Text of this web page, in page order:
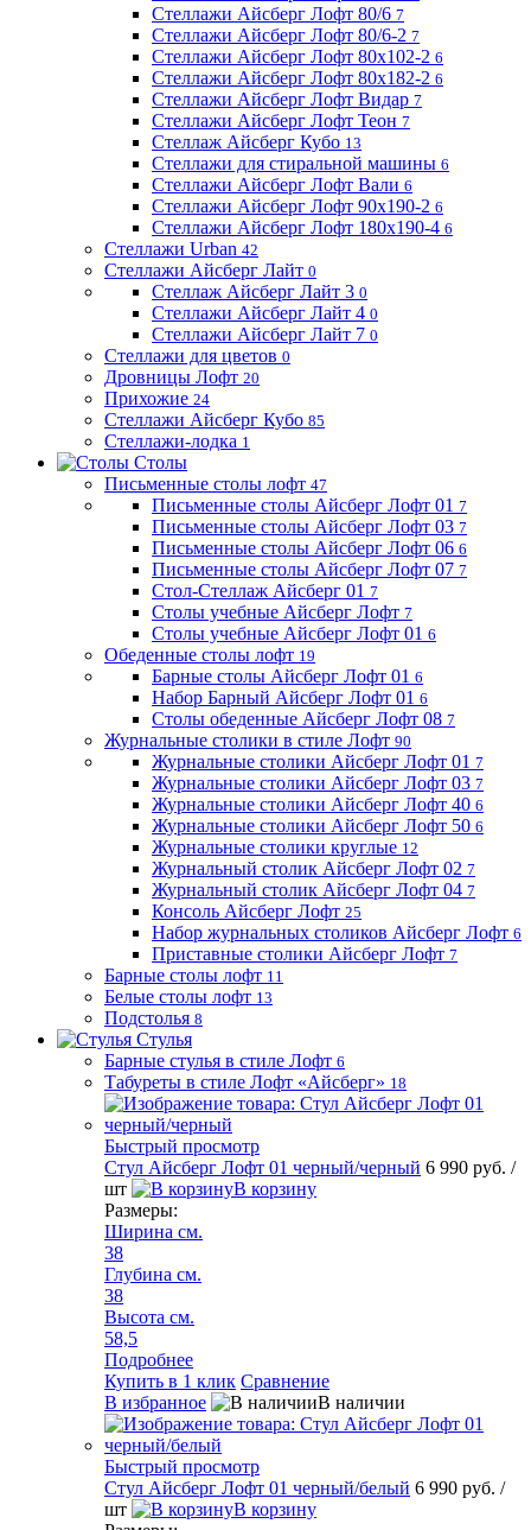
Стеллажи Айсберг Лофт 80/6 7
Стеллажи Айсберг Лофт 80/6-2 7
Стеллажи Айсберг Лофт 80х102-2 6
Стеллажи Айсберг Лофт 80х182-2 6
Стеллажи Айсберг Лофт Видар 7
Стеллажи Айсберг Лофт Теон 7
Стеллаж Айсберг Кубо 13
Стеллажи для стиральной машины 6
Стеллажи Айсберг Лофт Вали 6
Стеллажи Айсберг Лофт 90х190-2 6
Стеллажи Айсберг Лофт 180х190-4 6
Стеллажи Urban 42
Стеллажи Айсберг Лайт 0
Стеллаж Айсберг Лайт 3 0
Стеллажи Айсберг Лайт 4 0
Стеллажи Айсберг Лайт 7 0
Стеллажи для цветов 0
Дровницы Лофт 20
Прихожие 24
Стеллажи Айсберг Кубо 85
Стеллажи-лодка 1
Столы
Письменные столы лофт 47
Письменные столы Айсберг Лофт 01 7
Письменные столы Айсберг Лофт 03 7
Письменные столы Айсберг Лофт 06 6
Письменные столы Айсберг Лофт 07 7
Стол-Стеллаж Айсберг 01 7
Столы учебные Айсберг Лофт 7
Столы учебные Айсберг Лофт 01 6
Обеденные столы лофт 19
Барные столы Айсберг Лофт 01 6
Набор Барный Айсберг Лофт 01 6
Столы обеденные Айсберг Лофт 08 7
Журнальные столики в стиле Лофт 90
Журнальные столики Айсберг Лофт 01 7
Журнальные столики Айсберг Лофт 03 7
Журнальные столики Айсберг Лофт 40 6
Журнальные столики Айсберг Лофт 50 6
Журнальные столики круглые 12
Журнальный столик Айсберг Лофт 02 7
Журнальный столик Айсберг Лофт 04 7
Консоль Айсберг Лофт 25
Набор журнальных столиков Айсберг Лофт 6
Приставные столики Айсберг Лофт 7
Барные столы лофт 11
Белые столы лофт 13
Подстолья 8
Стулья
Барные стулья в стиле Лофт 6
Табуреты в стиле Лофт «Айсберг» 18
Быстрый просмотр
Стул Айсберг Лофт 01 черный/черный 6 990 руб. /
шт
В корзину
Размеры:
Ширина см.
38
Глубина см.
38
Высота см.
58,5
Подробнее
Купить в 1 клик Сравнение
В избранное
В наличии
Быстрый просмотр
Стул Айсберг Лофт 01 черный/белый 6 990 руб. /
шт
В корзину